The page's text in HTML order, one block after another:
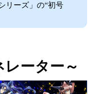
リーズ」の“初号
ーター～